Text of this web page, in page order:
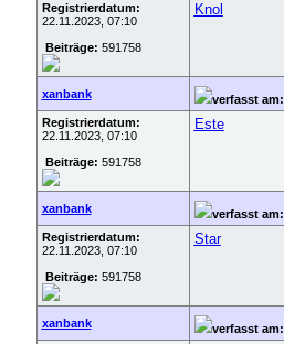
Registrierdatum:
22.11.2023, 07:10
Beiträge: 591758
Knol
xanbank verfasst am:
Registrierdatum:
22.11.2023, 07:10
Beiträge: 591758
Este
xanbank verfasst am:
Registrierdatum:
22.11.2023, 07:10
Beiträge: 591758
Star
xanbank verfasst am: